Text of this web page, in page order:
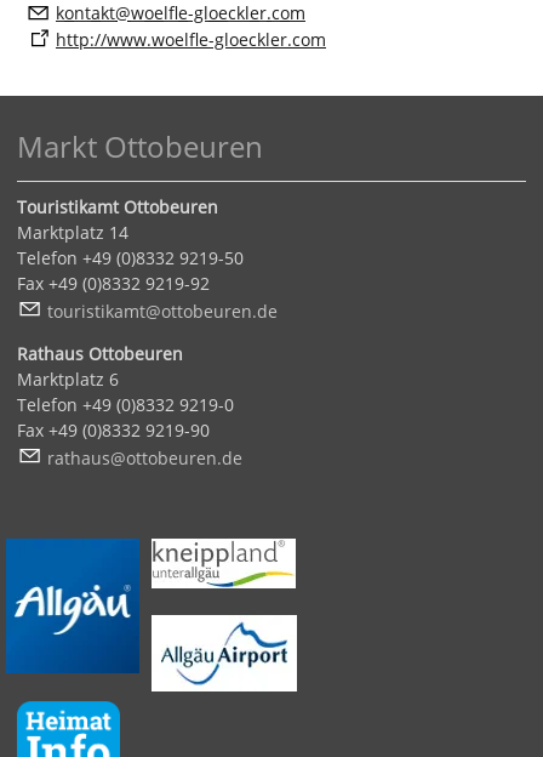
k nt kt w lfl -gl ckl r c m
http://www.woelfle-gloeckler.com
Markt Ottobeuren
Touristikamt Ottobeuren
Marktplatz 14
Telefon +49 (0)8332 9219-50
Fax +49 (0)8332 9219-92
t
r st k mt tt b r n d
Rathaus Ottobeuren
Marktplatz 6
Telefon +49 (0)8332 9219-0
Fax +49 (0)8332 9219-90
r th s tt b r n d